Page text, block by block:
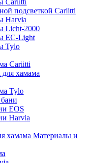
Cariitti
подсветкой Cariitti
Harvia
Licht-2000
EC-Light
Tylo
Cariitti
для хамама
Tylo
EOS
Harvia
Материалы и